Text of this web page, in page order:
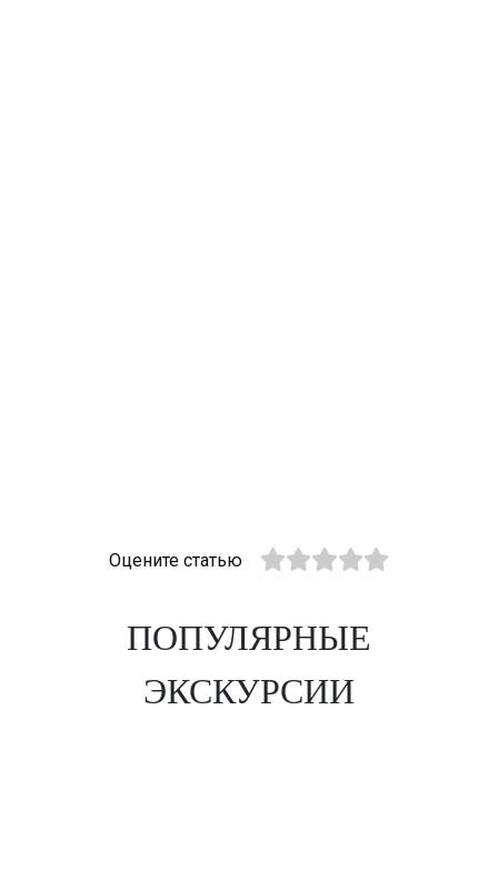
Оцените статью
ПОПУЛЯРНЫЕ
ЭКСКУРСИИ